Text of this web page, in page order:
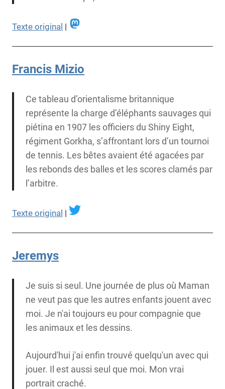
Texte original |
Francis Mizio
Ce tableau d’orientalisme britannique
représente la charge d’éléphants sauvages qui
piétina en 1907 les officiers du Shiny Eight,
régiment Gorkha, s’affrontant lors d’un tournoi
de tennis. Les bêtes avaient été agacées par
les rebonds des balles et les scores clamés par
l’arbitre.
Texte original |
Jeremys
Je suis si seul. Une journée de plus où Maman
ne veut pas que les autres enfants jouent avec
moi. Je n'ai toujours eu pour compagnie que
les animaux et les dessins.
Aujourd'hui j'ai enfin trouvé quelqu'un avec qui
jouer. Il est aussi seul que moi. Mon vrai
portrait craché.